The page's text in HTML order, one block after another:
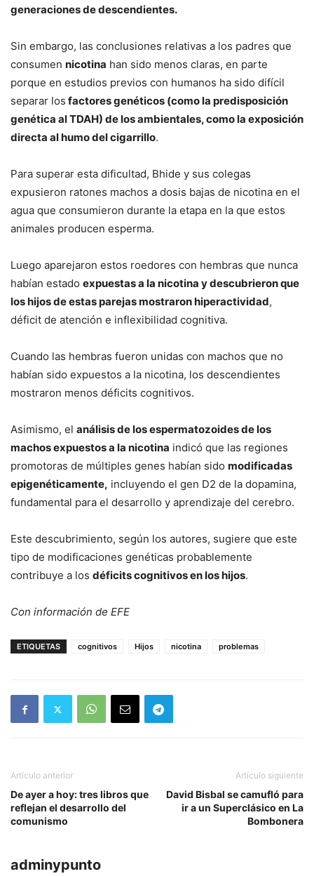
generaciones de descendientes.
Sin embargo, las conclusiones relativas a los padres que
consumen nicotina han sido menos claras, en parte
porque en estudios previos con humanos ha sido difícil
separar los factores genéticos (como la predisposición
genética al TDAH) de los ambientales, como la exposición
directa al humo del cigarrillo.
Para superar esta dificultad, Bhide y sus colegas
expusieron ratones machos a dosis bajas de nicotina en el
agua que consumieron durante la etapa en la que estos
animales producen esperma.
Luego aparejaron estos roedores con hembras que nunca
habían estado expuestas a la nicotina y descubrieron que
los hijos de estas parejas mostraron hiperactividad,
déficit de atención e inflexibilidad cognitiva.
Cuando las hembras fueron unidas con machos que no
habían sido expuestos a la nicotina, los descendientes
mostraron menos déficits cognitivos.
Asimismo, el análisis de los espermatozoides de los
machos expuestos a la nicotina indicó que las regiones
promotoras de múltiples genes habían sido modificadas
epigenéticamente, incluyendo el gen D2 de la dopamina,
fundamental para el desarrollo y aprendizaje del cerebro.
Este descubrimiento, según los autores, sugiere que este
tipo de modificaciones genéticas probablemente
contribuye a los déficits cognitivos en los hijos.
Con información de EFE
ETIQUETAS cognitivos Hijos nicotina problemas
Artículo anterior
De ayer a hoy: tres libros que
reflejan el desarrollo del
comunismo
Artículo siguiente
David Bisbal se camufló para
ir a un Superclásico en La
Bombonera
adminypunto